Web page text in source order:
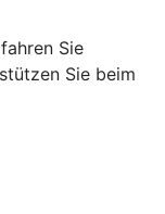
Sie
Sie beim